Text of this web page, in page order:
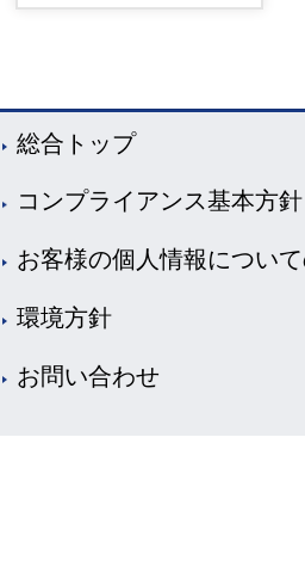
総合トップ
コンプライアンス基本方針
お客様の個人情報につい
環境方針
お問い合わせ